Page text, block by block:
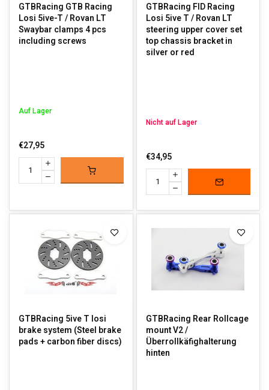
GTBRacing GTB Racing
Losi 5ive-T / Rovan LT
Swaybar clamps 4 pcs
including screws
Auf Lager
€27,95
GTBRacing FID Racing
Losi 5ive T / Rovan LT
steering upper cover set
top chassis bracket in
silver or red
Nicht auf Lager
€34,95
GTBRacing 5ive T losi
brake system (Steel brake
pads + carbon fiber discs)
GTBRacing Rear Rollcage
mount V2 /
Überrollkäfighalterung
hinten